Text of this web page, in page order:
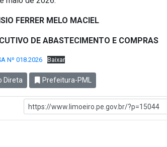
FERRER MELO MACIEL
DE ABASTECIMENTO E COMPRAS
Nº 018.2026 Baixar
Direta Prefeitura-PML